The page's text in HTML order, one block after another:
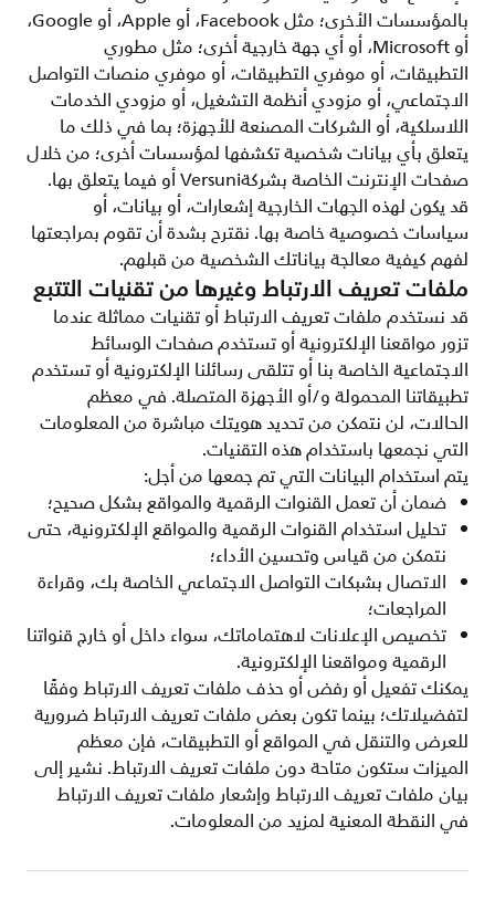
بالمؤسسات الأخرى؛ مثل Facebook، أو Apple، أو Google،
أو Microsoft، أو أي جهة خارجية أخرى؛ مثل مطوري
التطبيقات، أو موفري التطبيقات، أو موفري منصات التواصل
الاجتماعي، أو مزودي أنظمة التشغيل، أو مزودي الخدمات
اللاسلكية، أو الشركات المصنعة للأجهزة؛ بما في ذلك ما
يتعلق بأي بيانات شخصية تكشفها لمؤسسات أخرى؛ من خلال
صفحات الإنترنت الخاصة بشركةVersuni أو فيما يتعلق بها.
قد يكون لهذه الجهات الخارجية إشعارات، أو بيانات، أو
سياسات خصوصية خاصة بها. نقترح بشدة أن تقوم بمراجعتها
لفهم كيفية معالجة بياناتك الشخصية من قبلهم.
ملفات تعريف الارتباط وغيرها من تقنيات التتبع
قد نستخدم ملفات تعريف الارتباط أو تقنيات مماثلة عندما
تزور مواقعنا الإلكترونية أو تستخدم صفحات الوسائط
الاجتماعية الخاصة بنا أو تتلقى رسائلنا الإلكترونية أو تستخدم
تطبيقاتنا المحمولة و/أو الأجهزة المتصلة. في معظم
الحالات، لن نتمكن من تحديد هويتك مباشرة من المعلومات
التي نجمعها باستخدام هذه التقنيات.
يتم استخدام البيانات التي تم جمعها من أجل:
ضمان أن تعمل القنوات الرقمية والمواقع بشكل صحيح؛
تحليل استخدام القنوات الرقمية والمواقع الإلكترونية، حتى
نتمكن من قياس وتحسين الأداء؛
الاتصال بشبكات التواصل الاجتماعي الخاصة بك، وقراءة
المراجعات؛
تخصيص الإعلانات لاهتماماتك، سواء داخل أو خارج قنواتنا
الرقمية ومواقعنا الإلكترونية.
يمكنك تفعيل أو رفض أو حذف ملفات تعريف الارتباط وفقًا
لتفضيلاتك؛ بينما تكون بعض ملفات تعريف الارتباط ضرورية
للعرض والتنقل في المواقع أو التطبيقات، فإن معظم
الميزات ستكون متاحة دون ملفات تعريف الارتباط. نشير إلى
بيان ملفات تعريف الارتباط وإشعار ملفات تعريف الارتباط
في النقطة المعنية لمزيد من المعلومات.